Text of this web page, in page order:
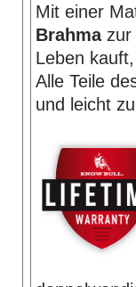
Mit einer
Brahmazur
Leben
Alle Teile
und leicht